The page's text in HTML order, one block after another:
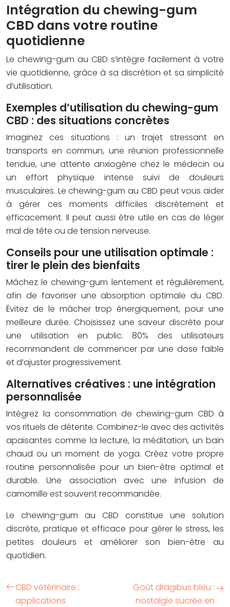
Intégration du chewing-gum
CBD dans votre routine
quotidienne
Le chewing-gum au CBD s’intègre facilement à votre
vie quotidienne, grâce à sa discrétion et sa simplicité
d’utilisation.
Exemples d’utilisation du chewing-gum
CBD : des situations concrètes
Imaginez ces situations : un trajet stressant en
transports en commun, une réunion professionnelle
tendue, une attente anxiogène chez le médecin ou
un effort physique intense suivi de douleurs
musculaires. Le chewing-gum au CBD peut vous aider
à gérer ces moments difficiles discrètement et
efficacement. Il peut aussi être utile en cas de léger
mal de tête ou de tension nerveuse.
Conseils pour une utilisation optimale :
tirer le plein des bienfaits
Mâchez le chewing-gum lentement et régulièrement,
afin de favoriser une absorption optimale du CBD.
Évitez de le mâcher trop énergiquement, pour une
meilleure durée. Choisissez une saveur discrète pour
une utilisation en public. 80% des utilisateurs
recommandent de commencer par une dose faible
et d’ajuster progressivement.
Alternatives créatives : une intégration
personnalisée
Intégrez la consommation de chewing-gum CBD à
vos rituels de détente. Combinez-le avec des activités
apaisantes comme la lecture, la méditation, un bain
chaud ou un moment de yoga. Créez votre propre
routine personnalisée pour un bien-être optimal et
durable. Une association avec une infusion de
camomille est souvent recommandée.
Le chewing-gum au CBD constitue une solution
discrète, pratique et efficace pour gérer le stress, les
petites douleurs et améliorer son bien-être au
quotidien.
CBD vétérinaire :
applications
Goût dragibus bleu :
nostalgie sucrée en